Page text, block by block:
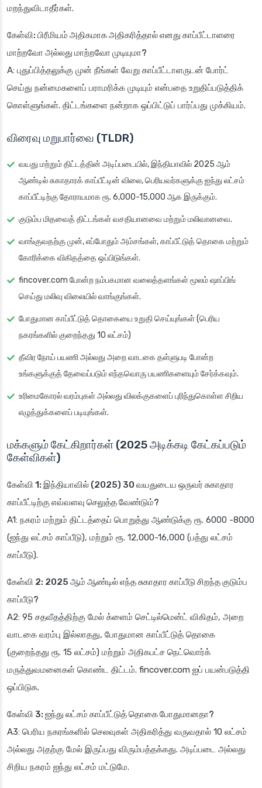
மறந்துவிடாதீர்கள்.
கேள்வி: பிரீமியம் அதிகமாக அதிகரித்தால் எனது காப்பீட்டாளரை
மாற்றவோ அல்லது மாற்றவோ முடியுமா?
A: புதுப்பித்தலுக்கு முன் நீங்கள் வேறு காப்பீட்டாளருடன் போர்ட்
செய்து நன்மைகளைப் பராமரிக்க முடியும் என்பதை உறுதிப்படுத்திக்
கொள்ளுங்கள். திட்டங்களை நன்றாக ஒப்பிட்டுப் பார்ப்பது முக்கியம்.
விரைவு மறுபார்வை (TLDR)
வயது மற்றும் திட்டத்தின் அடிப்படையில், இந்தியாவில் 2025 ஆம்
ஆண்டில் சுகாதாரக் காப்பீட்டின் விலை, பெரியவர்களுக்கு ஐந்து லட்சம்
காப்பீட்டிற்கு தோராயமாக ரூ. 6,000-15,000 ஆக இருக்கும்.
குடும்ப மிதவைத் திட்டங்கள் வசதியானவை மற்றும் மலிவானவை.
வாங்குவதற்கு முன், எப்போதும் அம்சங்கள், காப்பீட்டுத் தொகை மற்றும்
கோரிக்கை விகிதத்தை ஒப்பிடுங்கள்.
fincover.com போன்ற நம்பகமான வலைத்தளங்கள் மூலம் ஷாப்பிங்
செய்து மலிவு விலையில் வாங்குங்கள்.
போதுமான காப்பீட்டுத் தொகையை உறுதி செய்யுங்கள் (பெரிய
நகரங்களில் குறைந்தது 10 லட்சம்)
தீவிர நோய் பயணி அல்லது அறை வாடகை தள்ளுபடி போன்ற
உங்களுக்குத் தேவைப்படும் எந்தவொரு பயணிகளையும் சேர்க்கவும்.
உரிமைகோரல் வரம்புகள் அல்லது விலக்குகளைப் புரிந்துகொள்ள சிறிய
எழுத்துக்களைப் படியுங்கள்.
மக்களும் கேட்கிறார்கள் (2025 அடிக்கடி கேட்கப்படும்
கேள்விகள்)
கேள்வி 1: இந்தியாவில் (2025) 30 வயதுடைய ஒருவர் சுகாதார
காப்பீட்டிற்கு எவ்வளவு செலுத்த வேண்டும்?
A1: நகரம் மற்றும் திட்டத்தைப் பொறுத்து ஆண்டுக்கு ரூ. 6000 -8000
(ஐந்து லட்சம் காப்பீடு), மற்றும் ரூ. 12,000-16,000 (பத்து லட்சம்
காப்பீடு).
கேள்வி 2: 2025 ஆம் ஆண்டில் எந்த சுகாதார காப்பீடு சிறந்த குடும்ப
காப்பீடு?
A2: 95 சதவீதத்திற்கு மேல் க்ளைம் செட்டில்மென்ட் விகிதம், அறை
வாடகை வரம்பு இல்லாதது, போதுமான காப்பீட்டுத் தொகை
(குறைந்தது ரூ. 15 லட்சம்) மற்றும் அதிகபட்ச நெட்வொர்க்
மருத்துவமனைகள் கொண்ட திட்டம். fincover.com ஐப் பயன்படுத்தி
ஒப்பிடுக.
கேள்வி 3: ஐந்து லட்சம் காப்பீட்டுத் தொகை போதுமானதா?
A3: பெரிய நகரங்களில் செலவுகள் அதிகரித்து வருவதால் 10 லட்சம்
அல்லது அதற்கு மேல் இருப்பது விரும்பத்தக்கது. அடிப்படை அல்லது
சிறிய நகரம் ஐந்து லட்சம் மட்டுமே.